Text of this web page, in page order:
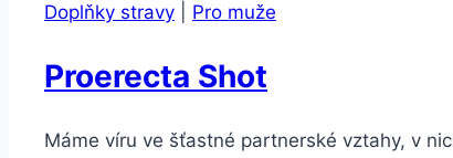
Doplňky stravy Pro muže
Proerecta Shot
Máme víru ve šťastné partnerské vztahy, v